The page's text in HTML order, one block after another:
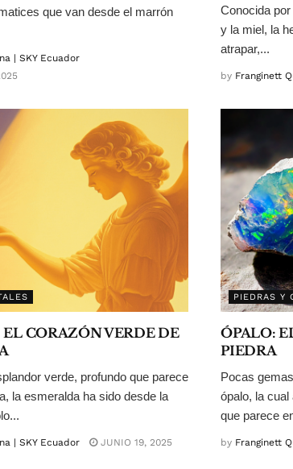
que van desde el marrón
| SKY Ecuador
Conocida
y la miel, la
atrapar,...
by Franginett
CORAZÓN VERDE DE
verde, profundo que parece
la esmeralda ha sido desde la
| SKY Ecuador JUNIO 19, 2025
PIEDRAS Y
ÓPALO:
PIEDRA
Pocas
ópalo, la
que parece
by Franginett